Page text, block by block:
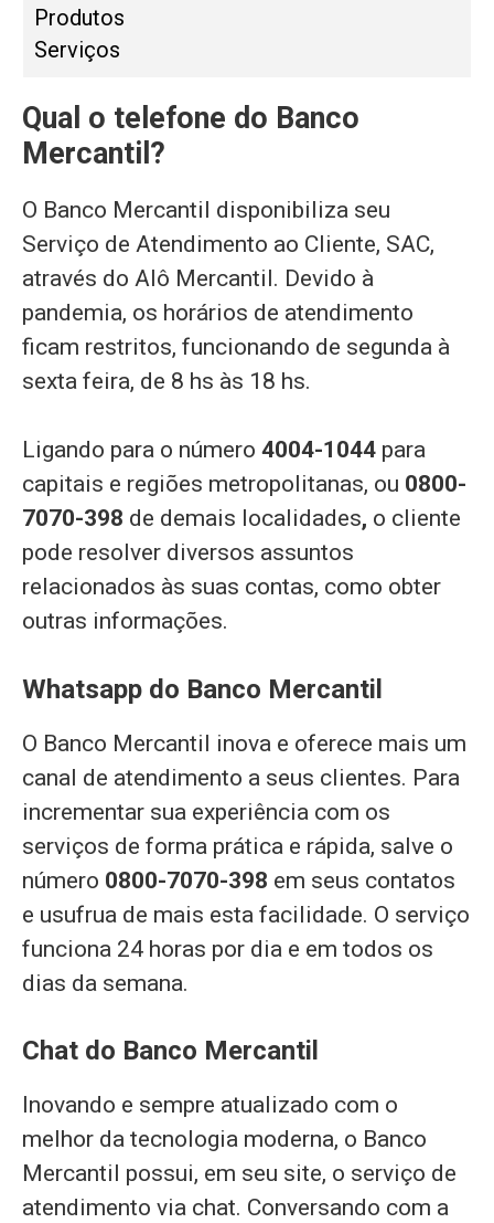
Produtos
Serviços
Qual o telefone do Banco
Mercantil?
O Banco Mercantil disponibiliza seu
Serviço de Atendimento ao Cliente, SAC,
através do Alô Mercantil. Devido à
pandemia, os horários de atendimento
ficam restritos, funcionando de segunda à
sexta feira, de 8 hs às 18 hs.
Ligando para o número 4004-1044 para
capitais e regiões metropolitanas, ou 0800-
7070-398 de demais localidades, o cliente
pode resolver diversos assuntos
relacionados às suas contas, como obter
outras informações.
Whatsapp do Banco Mercantil
O Banco Mercantil inova e oferece mais um
canal de atendimento a seus clientes. Para
incrementar sua experiência com os
serviços de forma prática e rápida, salve o
número 0800-7070-398 em seus contatos
e usufrua de mais esta facilidade. O serviço
funciona 24 horas por dia e em todos os
dias da semana.
Chat do Banco Mercantil
Inovando e sempre atualizado com o
melhor da tecnologia moderna, o Banco
Mercantil possui, em seu site, o serviço de
atendimento via chat. Conversando com a